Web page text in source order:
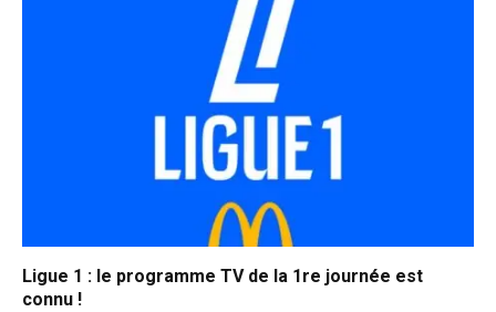
Ligue 1 : le programme TV de la 1re journée est
connu !